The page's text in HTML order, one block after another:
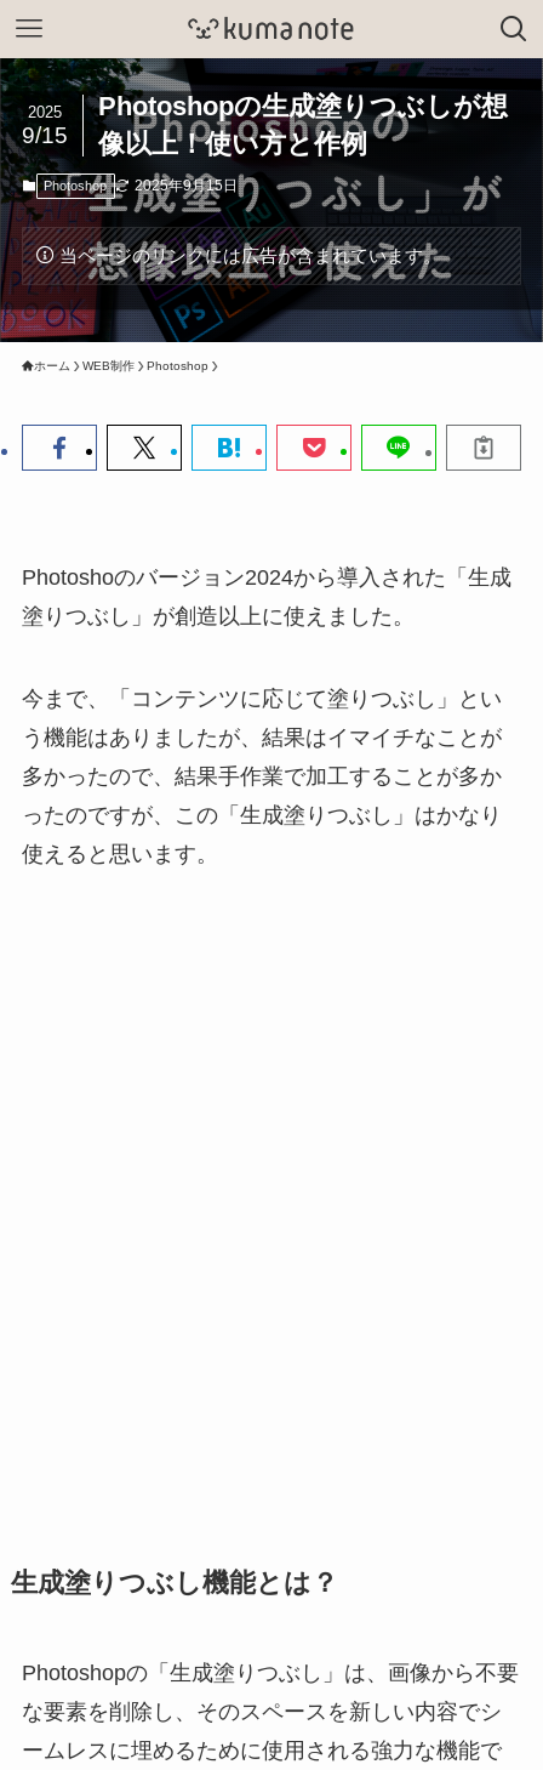
Photoshopの生成塗りつぶしが想
像以上！使い方と作例
2025
9/15
Photoshop 2025年9月15日
当ページのリンクには広告が含まれています。
ホーム WEB制作 Photoshop
Photoshoのバージョン2024から導入された「生成
塗りつぶし」が創造以上に使えました。
今まで、「コンテンツに応じて塗りつぶし」とい
う機能はありましたが、結果はイマイチなことが
多かったので、結果手作業で加工することが多か
ったのですが、この「生成塗りつぶし」はかなり
使えると思います。
生成塗りつぶし機能とは？
Photoshopの「生成塗りつぶし」は、画像から不要
な要素を削除し、そのスペースを新しい内容でシ
ームレスに埋めるために使用される強力な機能で